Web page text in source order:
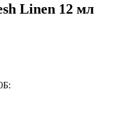
Linen 12 мл